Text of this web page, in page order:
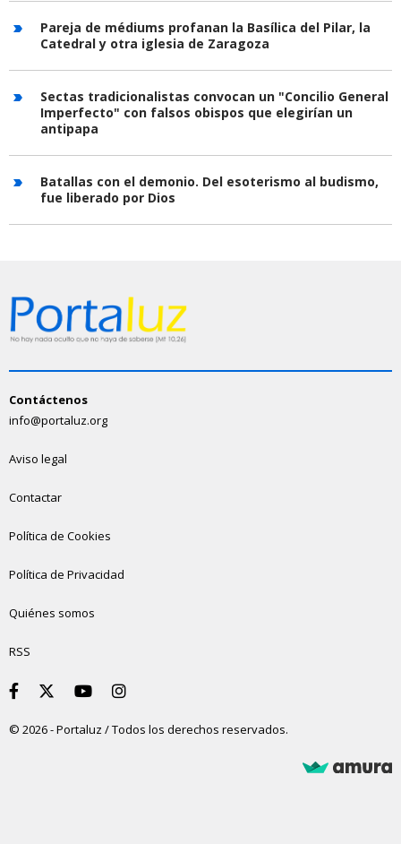
Pareja de médiums profanan la Basílica del Pilar, la
Catedral y otra iglesia de Zaragoza
Sectas tradicionalistas convocan un "Concilio General
Imperfecto" con falsos obispos que elegirían un
antipapa
Batallas con el demonio. Del esoterismo al budismo,
fue liberado por Dios
Contáctenos
info@portaluz.org
Aviso legal
Contactar
Política de Cookies
Política de Privacidad
Quiénes somos
RSS
© 2026 - Portaluz / Todos los derechos reservados.